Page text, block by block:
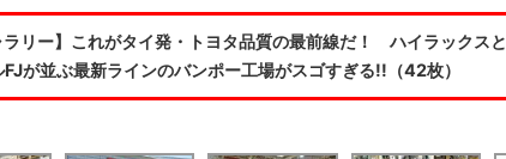
ラリー】これがタイ発・トヨタ品質の最前線だ！ ハイラックスと
FJが並ぶ最新ラインのバンポー工場がスゴすぎる!!（42枚）